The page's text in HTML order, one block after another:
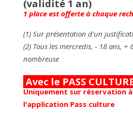
(validité 1 an)
1 place est offerte à chaque
(1) Sur présentation d'un
(2) Tous les mercredis, - 18 ans, +
nombreuse
Avec le PASS
Uniquement sur réservation
l'application Pass culture